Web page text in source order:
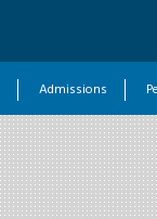
Admissions